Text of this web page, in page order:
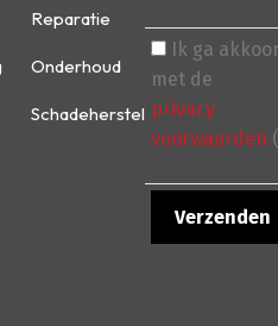
Reparatie
Onderhoud
Schadeherstel
Ik ga
met de
privacy
voorwaarden